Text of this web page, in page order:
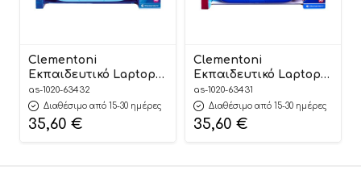
Clementoni
Εκπαιδευτικό Laptop
Disney Frozen 4+, As
Company
as-1020-63432
Διαθέσιμο από 15-30 ημέρες
35,60 €
Clementoni
Εκπαιδευτικό Laptop
Marvel Spiderman 4+,
As Company
as-1020-63431
Διαθέσιμο από 15-30 ημέρες
35,60 €